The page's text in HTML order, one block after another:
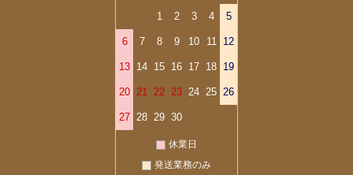
1
2 3 4 5
6 7 8 9 10 11 12
13 14 15 16 17 18 19
20 21 22 23 24 25 26
27 28 29 30
休業日
発送業務のみ